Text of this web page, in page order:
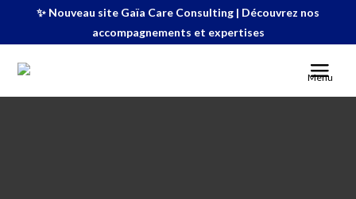
✨ Nouveau site Gaïa Care Consulting | Découvrez nos
accompagnements et expertises
Menu